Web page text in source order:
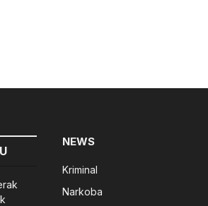
NEWS
Kriminal
Narkoba